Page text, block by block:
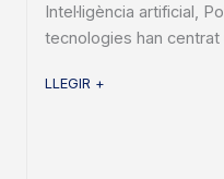
Intel·ligència artificial,
tecnologies han centrat
LLEGIR +